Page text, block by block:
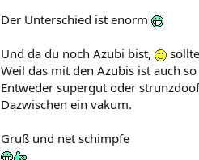
Der Unterschied ist enorm
Und da du noch Azubi bist,
Weil das mit den Azubis ist auch
Entweder supergut oder
Dazwischen ein vakum.
Gruß und net schimpfe